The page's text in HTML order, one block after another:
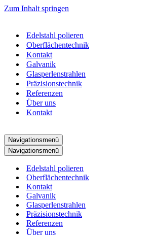
Zum Inhalt springen
Edelstahl polieren
Oberflächentechnik
Kontakt
Galvanik
Glasperlenstrahlen
Präzisionstechnik
Referenzen
Über uns
Kontakt
Navigationsmenü
Navigationsmenü
Edelstahl polieren
Oberflächentechnik
Kontakt
Galvanik
Glasperlenstrahlen
Präzisionstechnik
Referenzen
Über uns